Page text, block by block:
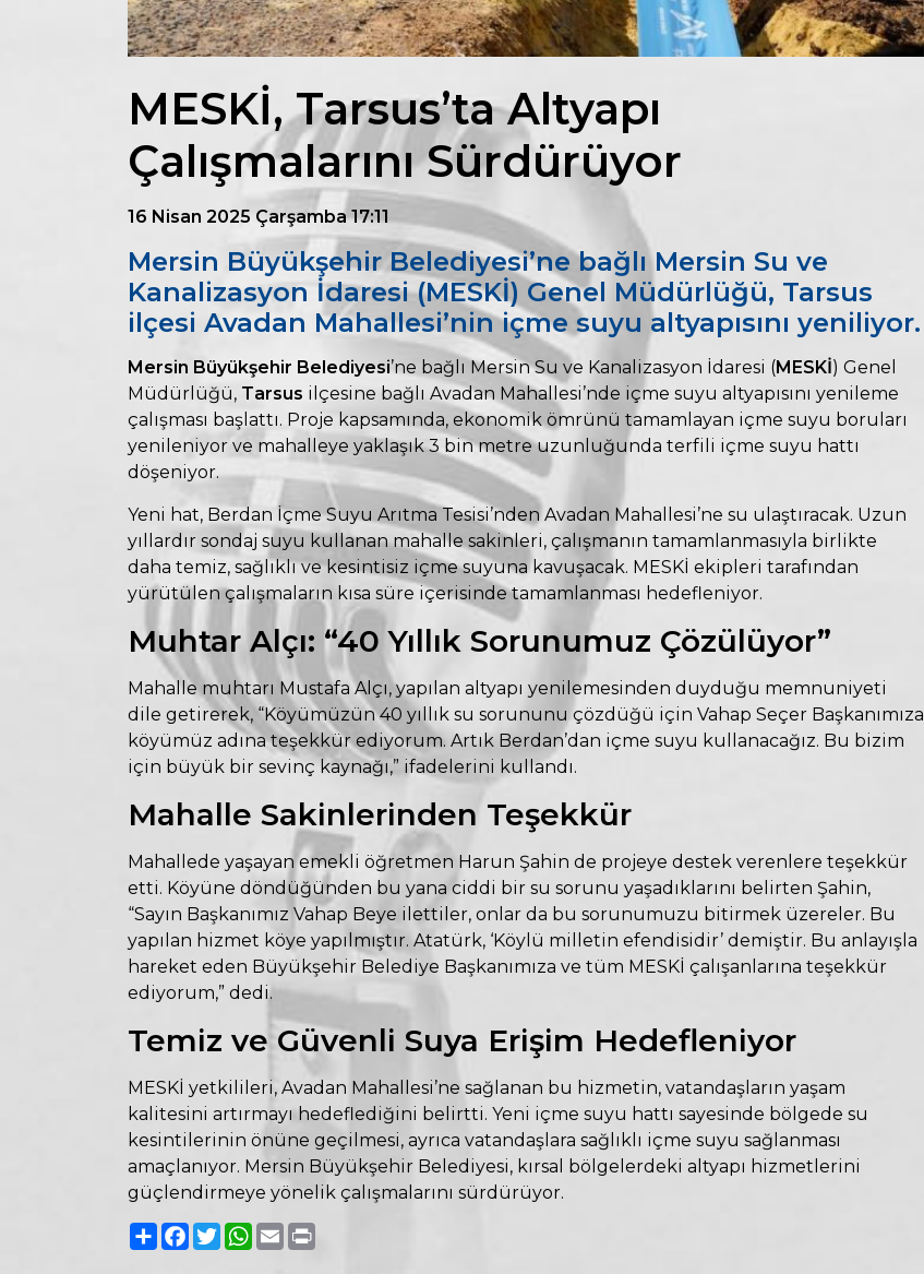
MESKİ, Tarsus’ta Altyapı
Çalışmalarını Sürdürüyor
16 Nisan 2025 Çarşamba 17:11
Mersin Büyükşehir Belediyesi’ne bağlı Mersin Su ve
Kanalizasyon İdaresi (MESKİ) Genel Müdürlüğü, Tarsus
ilçesi Avadan Mahallesi’nin içme suyu altyapısını yeniliyor.
Mersin Büyükşehir Belediyesi’ne bağlı Mersin Su ve Kanalizasyon İdaresi (MESKİ) Genel
Müdürlüğü, Tarsus ilçesine bağlı Avadan Mahallesi’nde içme suyu altyapısını yenileme
çalışması başlattı. Proje kapsamında, ekonomik ömrünü tamamlayan içme suyu boruları
yenileniyor ve mahalleye yaklaşık 3 bin metre uzunluğunda terfili içme suyu hattı
döşeniyor.
Yeni hat, Berdan İçme Suyu Arıtma Tesisi’nden Avadan Mahallesi’ne su ulaştıracak. Uzun
yıllardır sondaj suyu kullanan mahalle sakinleri, çalışmanın tamamlanmasıyla birlikte
daha temiz, sağlıklı ve kesintisiz içme suyuna kavuşacak. MESKİ ekipleri tarafından
yürütülen çalışmaların kısa süre içerisinde tamamlanması hedefleniyor.
Muhtar Alçı: “40 Yıllık Sorunumuz Çözülüyor”
Mahalle muhtarı Mustafa Alçı, yapılan altyapı yenilemesinden duyduğu memnuniyeti
dile getirerek, “Köyümüzün 40 yıllık su sorununu çözdüğü için Vahap Seçer Başkanımıza
köyümüz adına teşekkür ediyorum. Artık Berdan’dan içme suyu kullanacağız. Bu bizim
için büyük bir sevinç kaynağı,” ifadelerini kullandı.
Mahalle Sakinlerinden Teşekkür
Mahallede yaşayan emekli öğretmen Harun Şahin de projeye destek verenlere teşekkür
etti. Köyüne döndüğünden bu yana ciddi bir su sorunu yaşadıklarını belirten Şahin,
“Sayın Başkanımız Vahap Beye ilettiler, onlar da bu sorunumuzu bitirmek üzereler. Bu
yapılan hizmet köye yapılmıştır. Atatürk, ‘Köylü milletin efendisidir’ demiştir. Bu anlayışla
hareket eden Büyükşehir Belediye Başkanımıza ve tüm MESKİ çalışanlarına teşekkür
ediyorum,” dedi.
Temiz ve Güvenli Suya Erişim Hedefleniyor
MESKİ yetkilileri, Avadan Mahallesi’ne sağlanan bu hizmetin, vatandaşların yaşam
kalitesini artırmayı hedeflediğini belirtti. Yeni içme suyu hattı sayesinde bölgede su
kesintilerinin önüne geçilmesi, ayrıca vatandaşlara sağlıklı içme suyu sağlanması
amaçlanıyor. Mersin Büyükşehir Belediyesi, kırsal bölgelerdeki altyapı hizmetlerini
güçlendirmeye yönelik çalışmalarını sürdürüyor.
PaylaşFacebook
TwitterWhatsApp
Email